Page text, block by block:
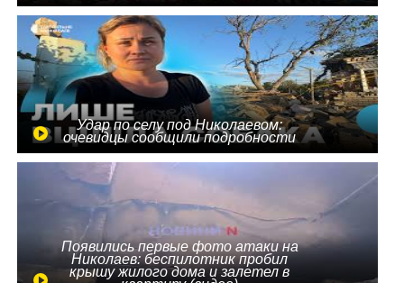
Удар по селу под Николаевом:
очевидцы сообщили подробности
Появились первые фото атаки на
Николаев: беспилотник пробил
крышу жилого дома и залетел в